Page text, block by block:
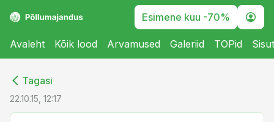
Esimene kuu -70%
Avaleht Kõik lood Arvamused Galeriid TOPid
Tagasi
22.10.15, 12:17